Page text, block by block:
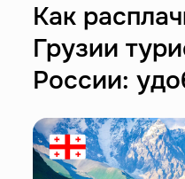
Как
Грузии
России: